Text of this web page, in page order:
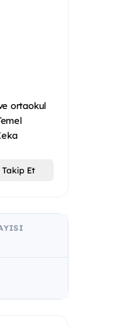
ortaokul
Takip Et